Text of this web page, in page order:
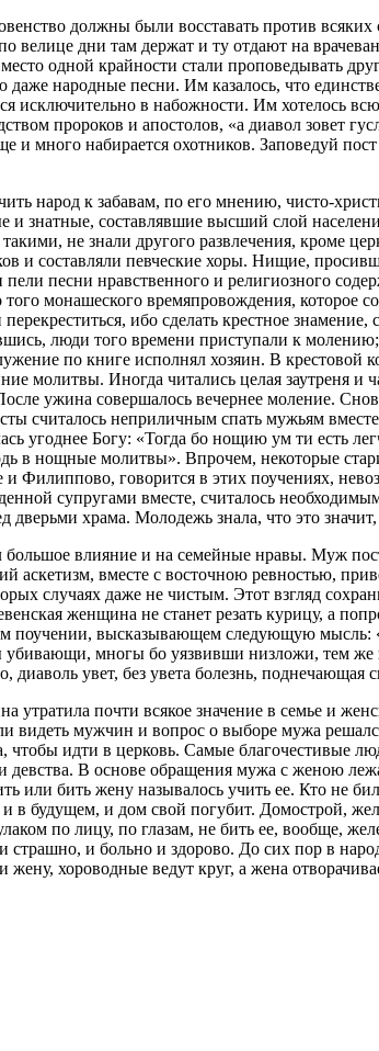
должны были восставать против
велице дни там держат и ту отдают на
одной крайности стали проповедывать
народные песни. Им казалось, что
исключительно в набожности. Им хотелось
пророков и апостолов, «а диавол зовет
и много набирается охотников. Заповедуй
народ к забавам, по его мнению, чисто-
знатные, составлявшие высший слой
не знали другого развлечения, кроме
и составляли певческие хоры. Нищие,
песни нравственного и религиозного
монашеского времяпровождения, которое
ибо сделать крестное
люди того времени приступали к
по книге исполнял хозяин. В крестовой
молитвы. Иногда читались целая заутреня
ужина совершалось вечернее моление.
считалось неприличным спать мужьям
угоднее Богу: «Тогда бо нощию ум ти есть
в нощные молитвы». Впрочем, некоторые
Филиппово, говорится в этих поучениях,
супругами вместе, считалось
храма. Молодежь знала, что это
влияние и на семейные нравы. Муж
аскетизм, вместе с восточною ревностью,
случаях даже не чистым. Этот взгляд
женщина не станет резать курицу, а
поучении, высказывающем следующую мысль:
многы бо уязвивши низложи, тем же
увет, без увета болезнь, поднечающая
почти всякое значение в семье и
мужчин и вопрос о выборе мужа
чтобы идти в церковь. Самые благочестивые
В основе обращения мужа с женою
или бить жену называлось учить ее. Кто не
и в будущем, и дом свой погубит. Домострой,
по лицу, по глазам, не бить ее, вообще,
и больно и здорово. До сих пор в
хороводные ведут круг, а жена